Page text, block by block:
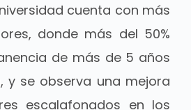
cuenta con más
donde más del 50%
de más de 5 años
y se observa una mejora
escalafonados en los